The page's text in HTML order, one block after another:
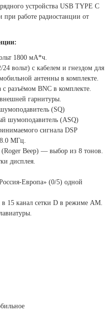
устройства USB TYPE C
при работе радиостанции от
1800 мА*ч.
вольт) с кабелем и гнездом для
антенны в комплекте.
с разъёмом BNC в комплекте.
гарнитуры.
(SQ)
шумоподавитель (ASQ)
сигнала DSP
МГц.
(Roger Beep) — выбор из 8 тонов.
дисплея.
Европа» (0/5) одной
в 15 канал сетки D в режиме АМ.